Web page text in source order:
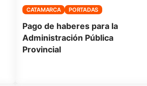
CATAMARCA PORTADAS
Pago de haberes para la
Administración Pública
Provincial